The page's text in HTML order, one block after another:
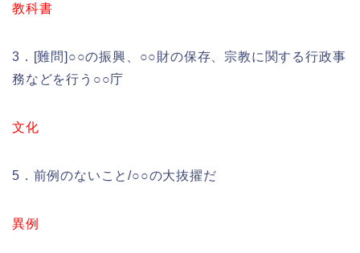
教科書
3．[難問]○○の振興、○○財の保存、宗教に関する行政事
務などを行う○○庁
文化
5．前例のないこと/○○の大抜擢だ
異例